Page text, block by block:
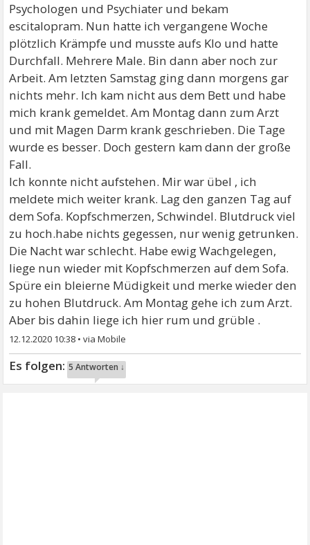
Psychologen und Psychiater und bekam
escitalopram. Nun hatte ich vergangene Woche
plötzlich Krämpfe und musste aufs Klo und hatte
Durchfall. Mehrere Male. Bin dann aber noch zur
Arbeit. Am letzten Samstag ging dann morgens gar
nichts mehr. Ich kam nicht aus dem Bett und habe
mich krank gemeldet. Am Montag dann zum Arzt
und mit Magen Darm krank geschrieben. Die Tage
wurde es besser. Doch gestern kam dann der große
Fall.
Ich konnte nicht aufstehen. Mir war übel , ich
meldete mich weiter krank. Lag den ganzen Tag auf
dem Sofa. Kopfschmerzen, Schwindel. Blutdruck viel
zu hoch.habe nichts gegessen, nur wenig getrunken.
Die Nacht war schlecht. Habe ewig Wachgelegen,
liege nun wieder mit Kopfschmerzen auf dem Sofa.
Spüre ein bleierne Müdigkeit und merke wieder den
zu hohen Blutdruck. Am Montag gehe ich zum Arzt.
Aber bis dahin liege ich hier rum und grüble .
12.12.2020 10:38 •
5 Antworten ↓